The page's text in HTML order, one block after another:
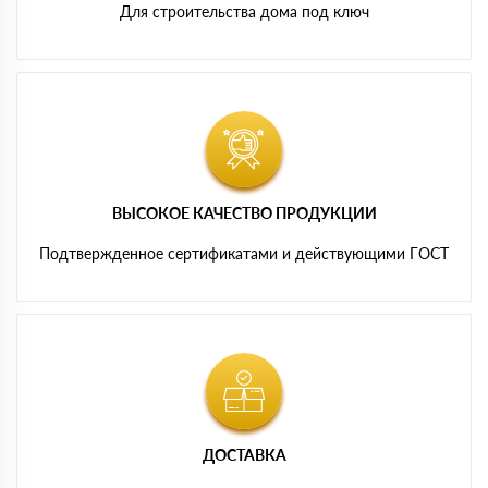
Для строительства дома под ключ
ВЫСОКОЕ КАЧЕСТВО ПРОДУКЦИИ
Подтвержденное сертификатами и действующими ГОСТ
ДОСТАВКА